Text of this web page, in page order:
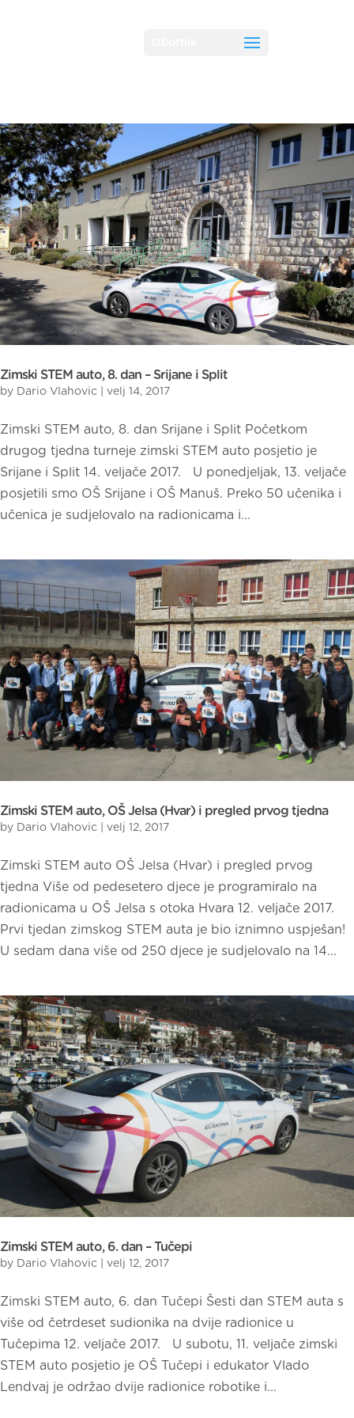
Zimski STEM auto, 8. dan – Srijane i Split
by Dario Vlahovic velj 14, 2017
Zimski STEM auto, 8. dan Srijane i Split Početkom
drugog tjedna turneje zimski STEM auto posjetio je
Srijane i Split 14. veljače 2017. U ponedjeljak, 13. veljače
posjetili smo OŠ Srijane i OŠ Manuš. Preko 50 učenika i
učenica je sudjelovalo na radionicama i...
Zimski STEM auto, OŠ Jelsa (Hvar) i pregled prvog tjedna
by Dario Vlahovic velj 12, 2017
Zimski STEM auto OŠ Jelsa (Hvar) i pregled prvog
tjedna Više od pedesetero djece je programiralo na
radionicama u OŠ Jelsa s otoka Hvara 12. veljače 2017.
Prvi tjedan zimskog STEM auta je bio iznimno uspješan!
U sedam dana više od 250 djece je sudjelovalo na 14...
Zimski STEM auto, 6. dan – Tučepi
by Dario Vlahovic velj 12, 2017
Zimski STEM auto, 6. dan Tučepi Šesti dan STEM auta s
više od četrdeset sudionika na dvije radionice u
Tučepima 12. veljače 2017. U subotu, 11. veljače zimski
STEM auto posjetio je OŠ Tučepi i edukator Vlado
Lendvaj je održao dvije radionice robotike i...